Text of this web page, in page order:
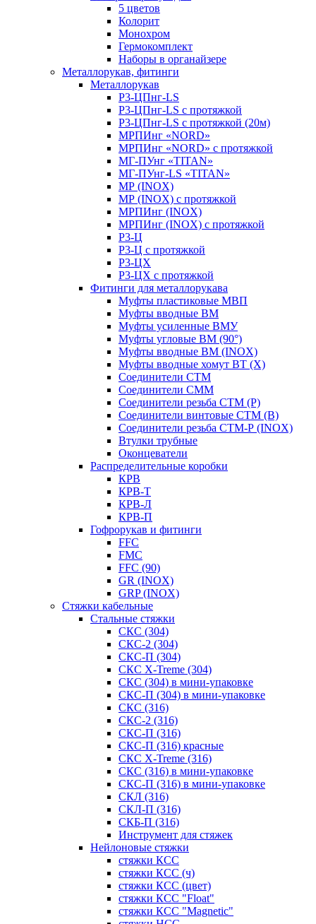
5 цветов
Колорит
Монохром
Гермокомплект
Наборы в органайзере
Металлорукав, фитинги
Металлорукав
Р3-ЦПнг-LS
Р3-ЦПнг-LS с протяжкой
Р3-ЦПнг-LS с протяжкой (20м)
МРПИнг «NORD»
МРПИнг «NORD» с протяжкой
МГ-ПУнг «TITAN»
МГ-ПУнг-LS «TITAN»
МР (INOX)
МР (INOX) с протяжкой
МРПИнг (INOX)
МРПИнг (INOX) с протяжкой
Р3-Ц
Р3-Ц с протяжкой
Р3-ЦХ
Р3-ЦХ с протяжкой
Фитинги для металлорукава
Муфты пластиковые МВП
Муфты вводные ВМ
Муфты усиленные ВМУ
Муфты угловые ВМ (90°)
Муфты вводные ВМ (INOX)
Муфты вводные хомут ВТ (Х)
Соединители СТМ
Соединители СММ
Соединители резьба СТМ (Р)
Соединители винтовые СТМ (В)
Соединители резьба СТМ-Р (INOX)
Втулки трубные
Оконцеватели
Распределительные коробки
КРВ
КРВ-Т
КРВ-Л
КРВ-П
Гофрорукав и фитинги
FFC
FMC
FFC (90)
GR (INOX)
GRP (INOX)
Cтяжки кабельные
Стальные стяжки
СКС (304)
СКС-2 (304)
СКС-П (304)
СКС X-Treme (304)
СКС (304) в мини-упаковке
СКС-П (304) в мини-упаковке
СКС (316)
СКС-2 (316)
СКС-П (316)
СКС-П (316) красные
СКС X-Treme (316)
СКС (316) в мини-упаковке
СКС-П (316) в мини-упаковке
СКЛ (316)
СКЛ-П (316)
СКБ-П (316)
Инструмент для стяжек
Нейлоновые стяжки
стяжки КСС
стяжки КСС (ч)
стяжки КСС (цвет)
стяжки КСС "Float"
стяжки КСС "Magnetic"